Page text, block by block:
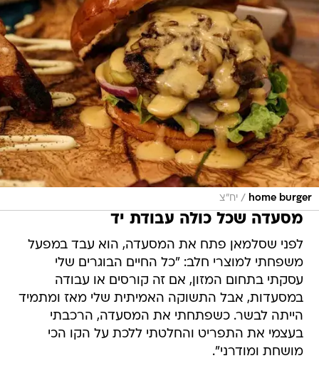
home burger
/ יח"צ
מסעדה שכל כולה עבודת יד
לפני שסלמאן פתח את המסעדה, הוא עבד במפעל
משפחתי למוצרי חלב: "כל החיים הבוגרים שלי
עסקתי בתחום המזון, אם זה קורסים או עבודה
במסעדות, אבל התשוקה האמיתית שלי מאז ומתמיד
הייתה לבשר. כשפתחתי את המסעדה, הרכבתי
בעצמי את התפריט והחלטתי ללכת על הקו הכי
מושחת ומודרני".